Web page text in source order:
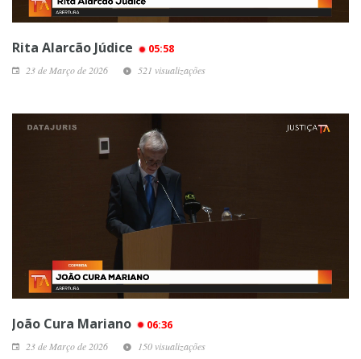
Rita Alarcão Júdice 05:58
23 de Março de 2026 521 visualizações
João Cura Mariano 06:36
23 de Março de 2026 150 visualizações